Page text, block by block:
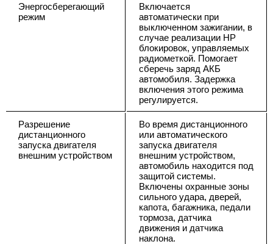
Энергосберегающий
режим
Включается
автоматически при
выключенном зажигании, в
случае реализации НР
блокировок, управляемых
радиометкой. Помогает
сберечь заряд АКБ
автомобиля. Задержка
включения этого режима
регулируется.
Разрешение
дистанционного
запуска двигателя
внешним устройством
Во время дистанционного
или автоматического
запуска двигателя
внешним устройством,
автомобиль находится под
защитой системы.
Включены охранные зоны
сильного удара, дверей,
капота, багажника, педали
тормоза, датчика
движения и датчика
наклона.